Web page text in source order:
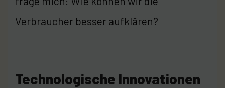
Verbraucher besser aufklären?
Technologische Innovationen